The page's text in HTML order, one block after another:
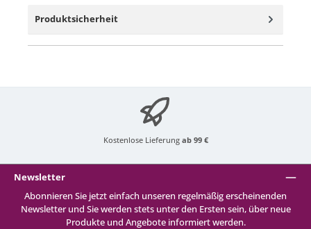
Produktsicherheit
Kostenlose Lieferung ab 99 €
Newsletter
Abonnieren Sie jetzt einfach unseren regelmäßig erscheinenden
Newsletter und Sie werden stets unter den Ersten sein, über neue
Produkte und Angebote informiert werden.